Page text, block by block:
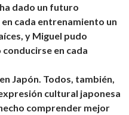
dado un futuro
cada entrenamiento un
y Miguel pudo
en cada
Japón. Todos, también,
cultural japonesa
comprender mejor